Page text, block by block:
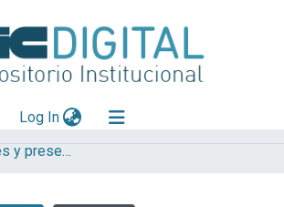
Log In(current)
Artículos, informes y presentaciones en Congresos